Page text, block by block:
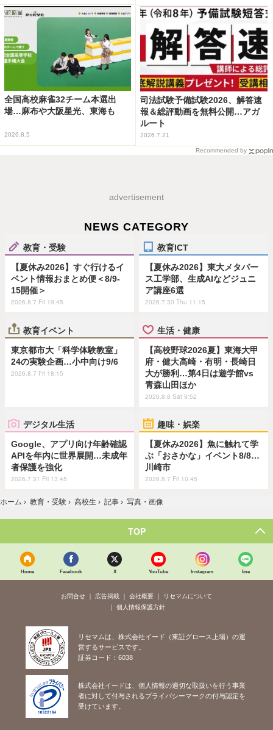
全国高校麻雀32チーム本選出
場…麻布や大阪星光、東海も
2026.8.5
司法試験予備試験2026、解答速
報＆総評動画を無料公開…アガ
ルート
2026.7.21
Recommended by
advertisement
NEWS CATEGORY
教育・受験
【夏休み2026】すぐ行けるイ
ベント情報おまとめ便＜8/9-
15開催＞
2026.8.7 Fri 19:45
教育ICT
【夏休み2026】東大メタバー
ス工学部、生成AIなどジュニ
ア講座6選
2026.7.30 Thu 11:15
教育イベント
東京都市大「科学体験教室」
24の実験企画…小中向け9/6
2026.8.7 Fri 18:15
生活・健康
【高校野球2026夏】東海大甲
府・健大高崎・有明・長崎日
大が勝利…第4日は遊学館vs
青森山田ほか
2026.8.8 Sat 9:52
デジタル生活
Google、アプリ向け年齢確認
APIを年内に世界展開…未成年
者保護を強化
2026.7.31 Fri 13:45
趣味・娯楽
【夏休み2026】魚に触れて学
ぶ「おさかな」イベント8/8…
川崎市
2026.8.7 Fri 10:45
ホーム › 教育・受験 › 高校生 › 記事 › 写真・画像
TOP
Home Facebook X YouTube Instagram line
お問合せ 広告掲載 会社概要
リセマムについて
個人情報保護方針
リセマムは、株式会社イード（東証グロース上場）の運
営するサービスです。
証券コード：6038
株式会社イードは、個人情報の適切な取扱いを行う事業
者に対して付与されるプライバシーマークの付与認定を
受けています。